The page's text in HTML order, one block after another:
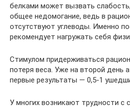
белками может вызвать
общее недомогание, ведь в
отсутствуют углеводы. Именно
рекомендует нагружать себя
Стимулом придерживаться
потеря веса. Уже на второй день
первые результаты — 0,5-1
У многих возникают трудности с